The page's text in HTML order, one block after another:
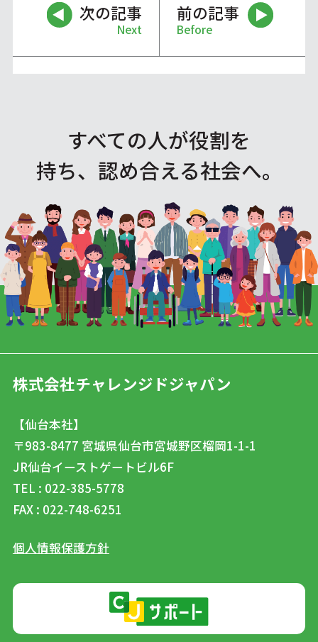
次の記事
Next
前の記事
Before
すべての人が役割を
持ち、認め合える社会へ。
株式会社チャレンジドジャパン
【仙台本社】
〒983-8477 宮城県仙台市宮城野区榴岡1-1-1
JR仙台イーストゲートビル6F
TEL : 022-385-5778
FAX : 022-748-6251
個人情報保護方針